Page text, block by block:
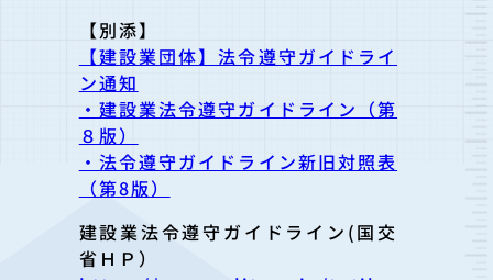
【別添】
【建設業団体】法令遵守ガイドライ
ン通知
・建設業法令遵守ガイドライン（第
８版）
・法令遵守ガイドライン新旧対照表
（第8版）
建設業法令遵守ガイドライン(国交
省ＨＰ）